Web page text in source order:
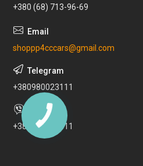
+380 (68) 713-96-69
shoppp4cccars@gmail.com
+380980023111
+380980023111